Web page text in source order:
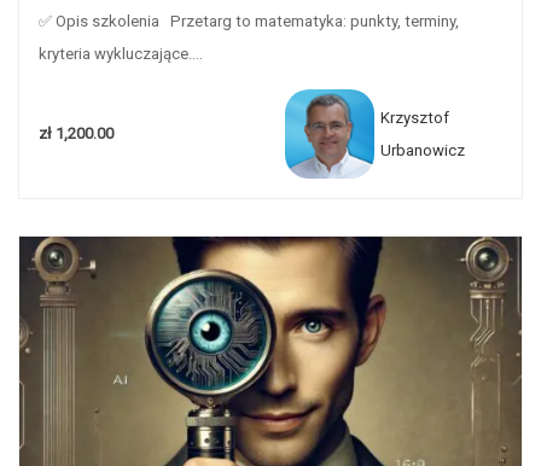
✅ Opis szkolenia Przetarg to matematyka: punkty, terminy,
kryteria wykluczające....
zł 1,200.00
Krzysztof
Urbanowicz